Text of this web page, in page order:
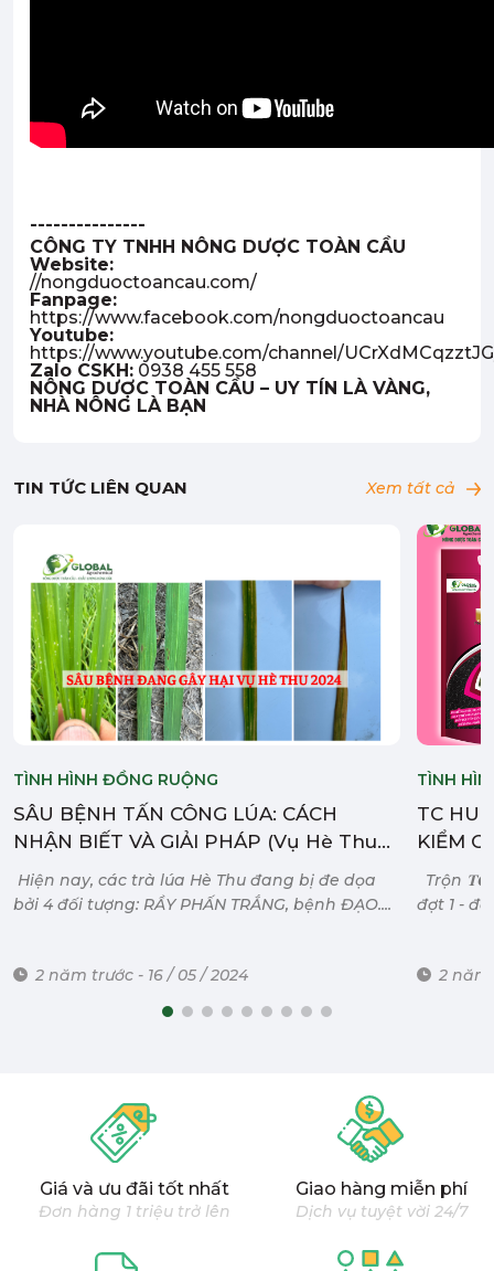
---------------
CÔNG TY TNHH NÔNG DƯỢC TOÀN CẦU
Website:
//nongduoctoancau.com/
Fanpage:
https://www.facebook.com/nongduoctoancau
Youtube:
https://www.youtube.com/channel/
Zalo CSKH: 0938 455 558
NÔNG DƯỢC TOÀN CẦU – UY TÍN LÀ VÀNG,
NHÀ NÔNG LÀ BẠN
TIN TỨC LIÊN QUAN Xem tất cả
TÌNH HÌNH ĐỒNG RUỘNG
SÂU BỆNH TẤN CÔNG LÚA: CÁCH
NHẬN BIẾT VÀ GIẢI PHÁP (Vụ Hè Thu
2024)
Hiện nay, các trà lúa Hè Thu đang bị đe dọa
bởi 4 đối tượng: RẦY PHẤN TRẮNG, bệnh ĐẠO....
2 năm trước - 16 / 05 / 2024
TÌNH
TC
KIỂM
Trộn
đợt 1 -
2 năm
Giá và ưu đãi tốt nhất
Đơn hàng 1 triệu trở lên
Giao hàng miễn phí
Dịch vụ tuyệt vời 24/7